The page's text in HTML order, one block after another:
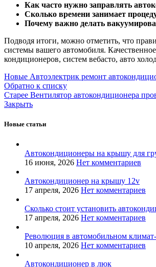
Как часто нужно заправлять
Сколько времени занимает
Почему важно делать
Подводя итоги, можно отметить, что
системы вашего автомобиля.
кондиционеров, систем вебасто, авто
Новые Автоэлектрик ремонт
Обратно к списку
Старее Вентилятор автокондиционера
Закрыть
Новые статьи
Автокондиционеры на крышу для
16 июня, 2026 Нет комментариев
Автокондиционер на крышу 12v
17 апреля, 2026 Нет комментариев
Сколько стоит установить
17 апреля, 2026 Нет комментариев
Революция в автомобильном
10 апреля, 2026 Нет комментариев
Автокондиционер в люк